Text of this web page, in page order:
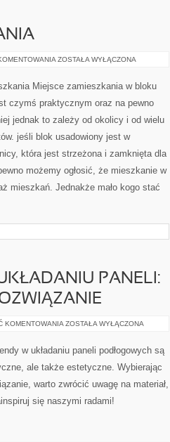
WNĘTRZE
MIESZKANIA
ZOSTAŁA WYŁĄCZONA
Miejsce zamieszkania w bloku
czymś praktycznym oraz na pewno
jednak to zależy od okolicy i od wielu
jeśli blok usadowiony jest w
która jest strzeżona i zamknięta dla
możemy ogłosić, że mieszkanie w
mieszkań. Jednakże mało kogo stać
PANELI:
KOMENTOWANIA NOWOCZESNE
UKŁADANIU
PANELI:
WYBRAĆ
ROZWIĄZANIE
ZOSTAŁA WYŁĄCZONA
w układaniu paneli podłogowych są
ale także estetyczne. Wybierając
warto zwrócić uwagę na materiał,
się naszymi radami!